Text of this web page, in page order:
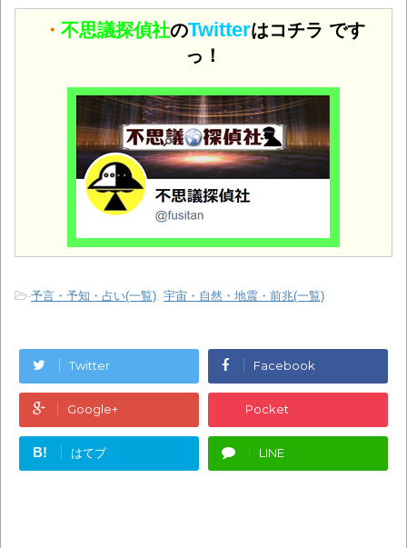
・ 不思議探偵社のTwitterはコチラ です
っ！
-予言・予知・占い(一覧) 宇宙・自然・地震・前兆(一覧)
Twitter Facebook
Google+ Pocket
B! はてブ LINE